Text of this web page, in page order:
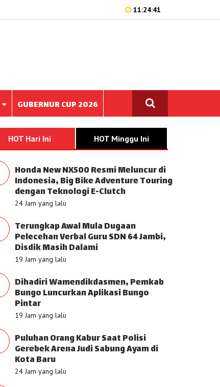
11:24:41
GUBERNUR CUP 2026
HOT Hari Ini HOT Minggu Ini
Honda New NX500 Resmi Meluncur di
Indonesia, Big Bike Adventure Touring
dengan Teknologi E-Clutch
24 Jam yang lalu
Terungkap Awal Mula Dugaan
Pelecehan Verbal Guru SDN 64 Jambi,
Disdik Masih Dalami
19 Jam yang lalu
Dihadiri Wamendikdasmen, Pemkab
Bungo Luncurkan Aplikasi Bungo
Pintar
19 Jam yang lalu
Puluhan Orang Kabur Saat Polisi
Gerebek Arena Judi Sabung Ayam di
Kota Baru
24 Jam yang lalu